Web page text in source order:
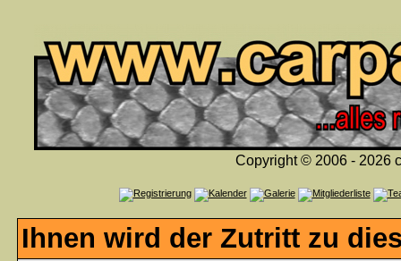
Copyright © 2006 - 2026
Ihnen wird der Zutritt zu